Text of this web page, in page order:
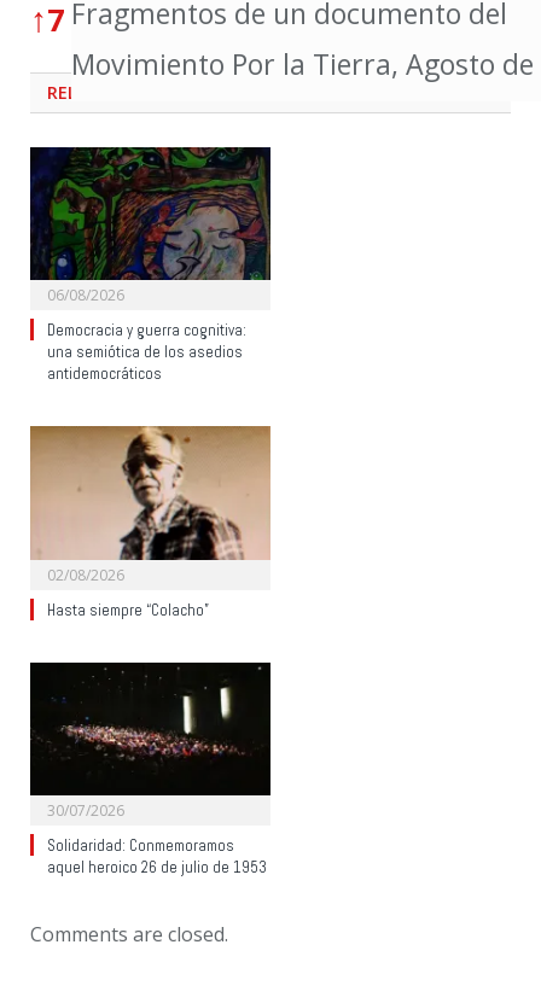
↑7 Fragmentos de un documento del
Movimiento Por la Tierra, Agosto de
RELATED
06/08/2026
Democracia y guerra cognitiva:
una semiótica de los asedios
antidemocráticos
02/08/2026
Hasta siempre “Colacho”
30/07/2026
Solidaridad: Conmemoramos
aquel heroico 26 de julio de 1953
Comments are closed.